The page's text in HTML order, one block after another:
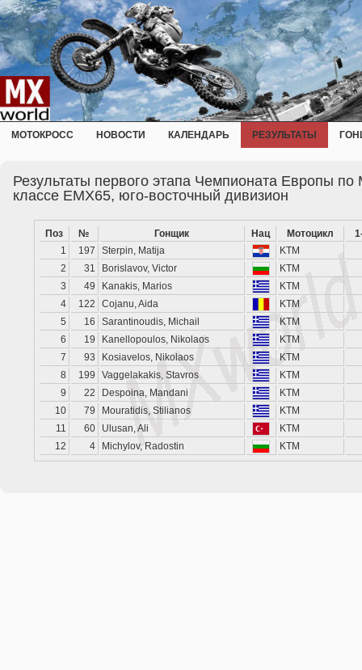
МОТОКРОСС НОВОСТИ КАЛЕНДАРЬ РЕЗУЛЬТАТЫ
Результаты первого этапа Чемпионата Европы по
классе EMX65, юго-восточный дивизион
Поз № Гонщик Нац Мотоцикл
1
197 Sterpin, Matija
KTM
2
31 Borislavov, Victor
KTM
3
49 Kanakis, Marios
KTM
4
122 Cojanu, Aida
KTM
5
16 Sarantinoudis, Michail
KTM
6
19 Kanellopoulos, Nikolaos
KTM
7
93 Kosiavelos, Nikolaos
KTM
8
199 Vaggelakakis, Stavros
KTM
9
22 Despoina, Mandani
KTM
10
79 Mouratidis, Stilianos
KTM
11
60 Ulusan, Ali
KTM
12
4 Michylov, Radostin KTM